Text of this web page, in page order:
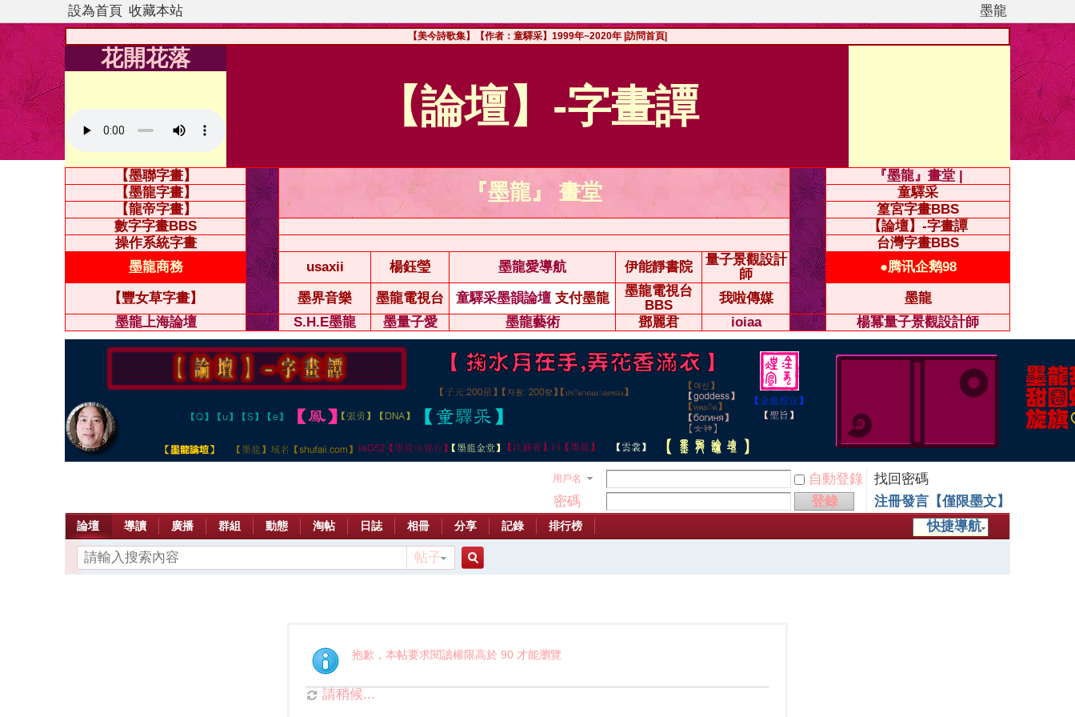
設為首頁 收藏本站 墨龍
【美今詩歌集】【作者：童驛采】1999年~2020年 |訪問首頁|
花開花落
【論壇】-字畫譚
【墨聯字畫】
『墨龍』 畫堂
『墨龍』畫堂 |
【墨龍字畫】
童驛采
【龍帝字畫】
篁宮字畫BBS
數字字畫BBS
【論壇】-字畫譚
操作系統字畫
台灣字畫BBS
墨龍商務
usaxii 楊鈺瑩 墨龍愛導航 伊能靜書院
量子景觀設計
師
●腾讯企鹅98
【豐女草字畫】 墨界音樂 墨龍電視台 童驛采墨韻論壇 支付墨龍
墨龍電視台
BBS
我啦傳媒
墨龍
墨龍上海論壇
S.H.E墨龍 墨量子愛 墨龍藝術 鄧麗君 ioiaa 楊冪量子景觀設計師
用戶名 自動登錄
找回密碼
密碼
登錄
注冊發言【僅限墨文】
快捷導航
論壇 導讀 廣播 群組 動態 淘帖 日誌 相冊 分享 記錄 排行榜
帖子
索
抱歉，本帖要求閱讀權限高於 90 才能瀏覽
請稍候...